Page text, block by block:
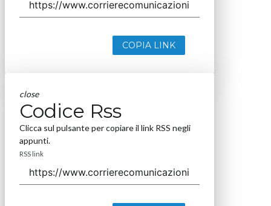
COPIA LINK
close
Codice Rss
Clicca sul pulsante per copiare il link RSS negli
appunti.
RSS link